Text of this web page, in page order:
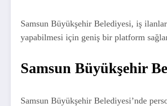
Samsun Büyükşehir Belediyesi, iş
yapabilmesi için geniş bir platform
Samsun Büyükşehir
Samsun Büyükşehir Belediyesi’nde